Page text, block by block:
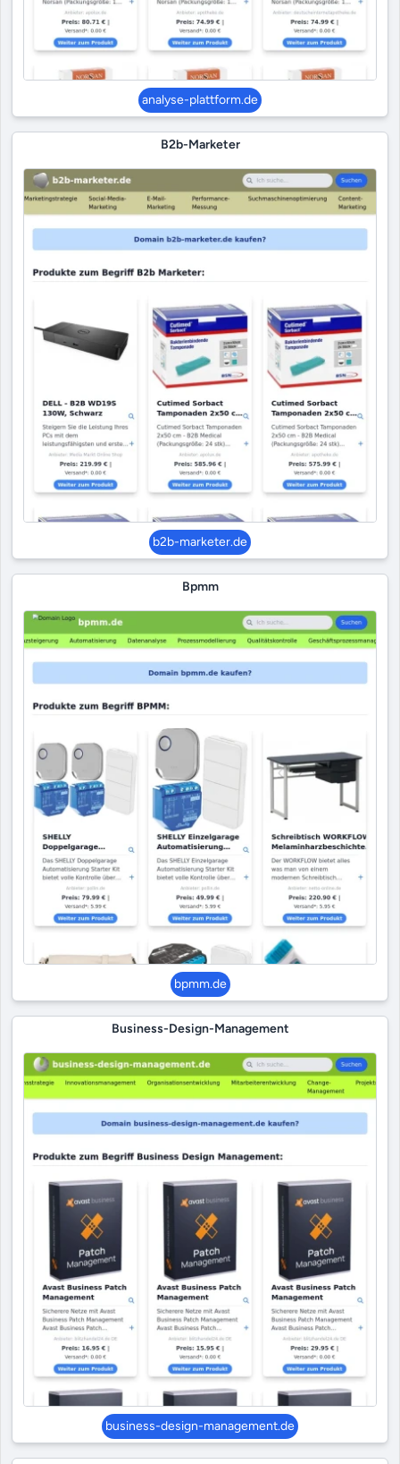
analyse-plattform.de
B2b-Marketer
b2b-marketer.de
Bpmm
bpmm.de
Business-Design-Management
business-design-management.de